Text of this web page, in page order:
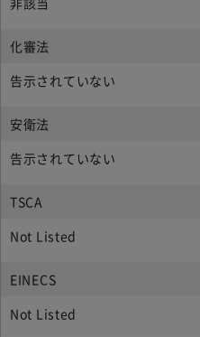
化審法
告示されていない
安衛法
告示されていない
TSCA
Not Listed
EINECS
Not Listed